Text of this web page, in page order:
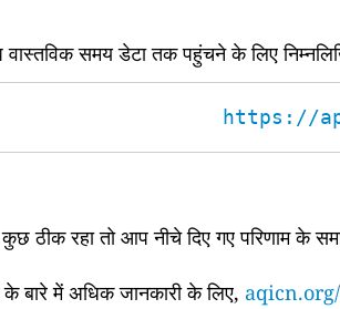
समय डेटा तक पहुंचने के लिए
https://
ठीक रहा तो आप नीचे दिए गए परिणाम के
बारे में अधिक जानकारी के लिए,